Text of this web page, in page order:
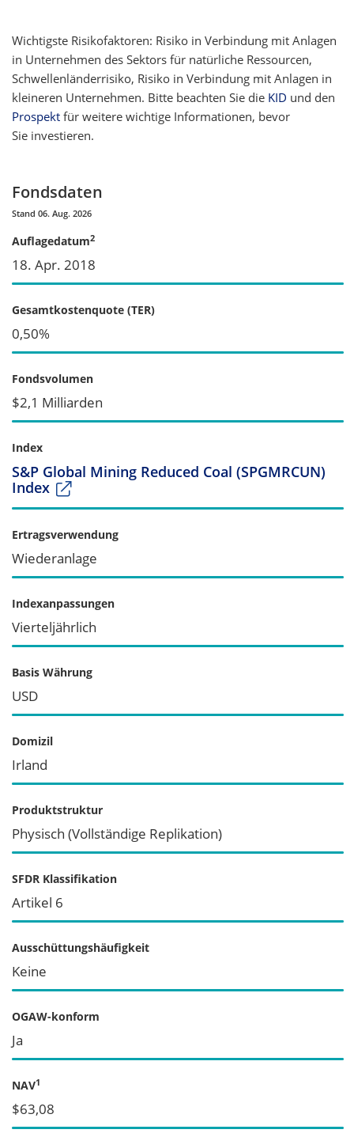
Wichtigste Risikofaktoren: Risiko in Verbindung mit Anlagen
in Unternehmen des Sektors für natürliche Ressourcen,
Schwellenländerrisiko, Risiko in Verbindung mit Anlagen in
kleineren Unternehmen. Bitte beachten Sie die KID und den
Prospekt für weitere wichtige Informationen, bevor
Sie investieren.
Fondsdaten
Stand 06. Aug. 2026
Auflagedatum2
18. Apr. 2018
Gesamtkostenquote (TER)
0,50%
Fondsvolumen
$2,1 Milliarden
Index
S&P Global Mining Reduced Coal (SPGMRCUN)
Index
Ertragsverwendung
Wiederanlage
Indexanpassungen
Vierteljährlich
Basis Währung
USD
Domizil
Irland
Produktstruktur
Physisch (Vollständige Replikation)
SFDR Klassifikation
Artikel 6
Ausschüttungshäufigkeit
Keine
OGAW-konform
Ja
NAV1
$63,08